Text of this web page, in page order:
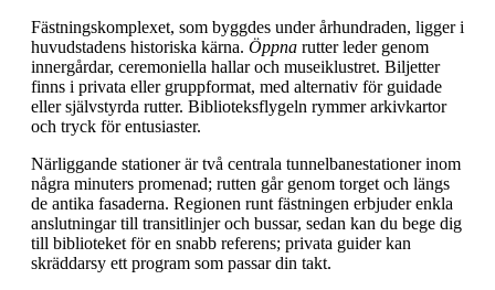
Fästningskomplexet, som byggdes under århundraden, ligger i
huvudstadens historiska kärna. Öppna rutter leder genom
innergårdar, ceremoniella hallar och museiklustret. Biljetter
finns i privata eller gruppformat, med alternativ för guidade
eller självstyrda rutter. Biblioteksflygeln rymmer arkivkartor
och tryck för entusiaster.
Närliggande stationer är två centrala tunnelbanestationer inom
några minuters promenad; rutten går genom torget och längs
de antika fasaderna. Regionen runt fästningen erbjuder enkla
anslutningar till transitlinjer och bussar, sedan kan du bege dig
till biblioteket för en snabb referens; privata guider kan
skräddarsy ett program som passar din takt.